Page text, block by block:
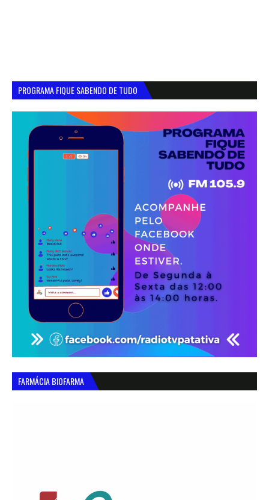
PROGRAMA FIQUE SABENDO DE TUDO
FARMÁCIA BIOFARMA